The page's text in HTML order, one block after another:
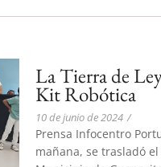
La Tierra de
Kit Robótica
10 de junio de 2024 /
Prensa Infocentro
mañana, se trasladó